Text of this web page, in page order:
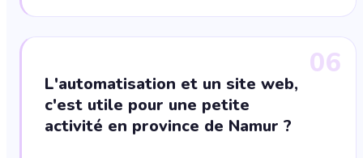
06
L'automatisation et un site web,
c'est utile pour une petite
activité en province de Namur ?